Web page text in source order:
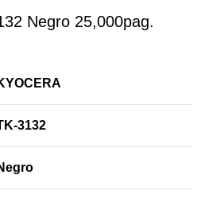
Negro 25,000pag.
3132